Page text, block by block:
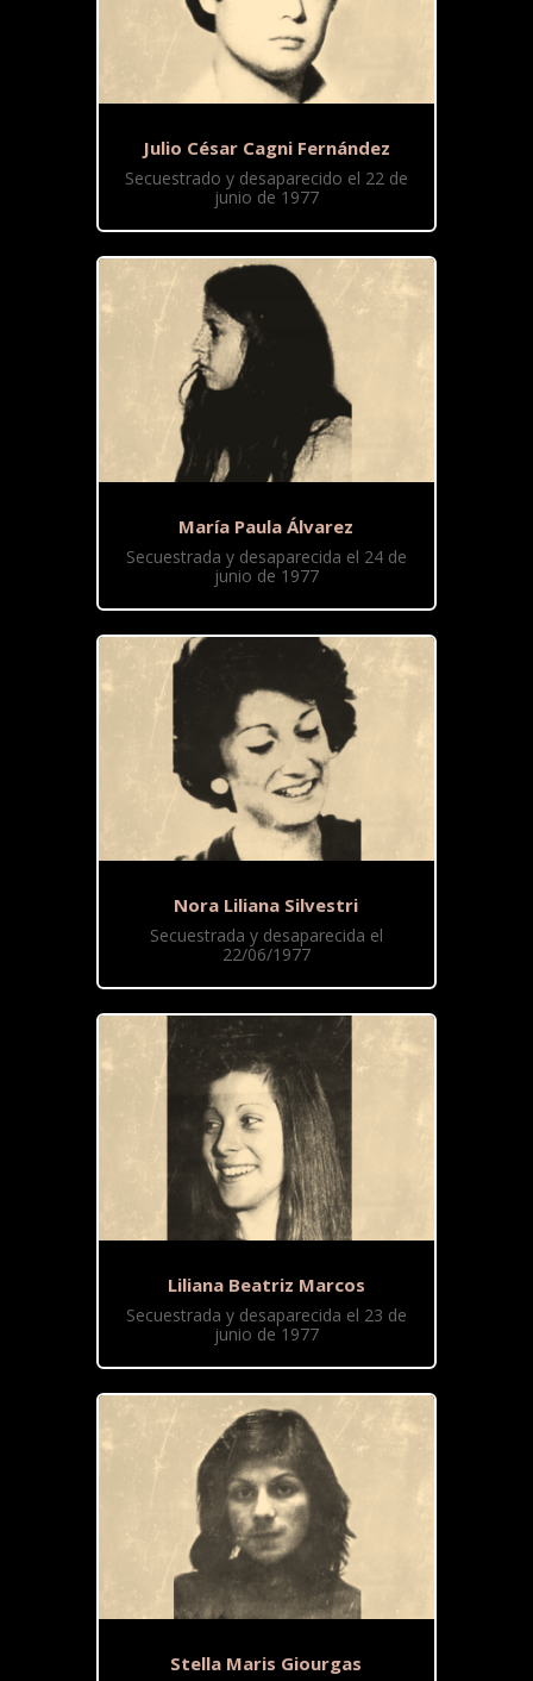
Julio César Cagni Fernández
Secuestrado y desaparecido el 22 de
junio de 1977
María Paula Álvarez
Secuestrada y desaparecida el 24 de
junio de 1977
Nora Liliana Silvestri
Secuestrada y desaparecida el
22/06/1977
Liliana Beatriz Marcos
Secuestrada y desaparecida el 23 de
junio de 1977
Stella Maris Giourgas